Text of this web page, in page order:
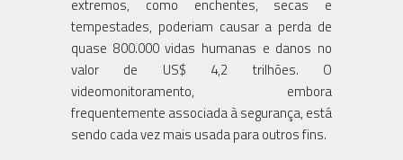
extremos, como enchentes, secas e
tempestades, poderiam causar a perda de
quase 800.000 vidas humanas e danos no
valor de US$ 4,2 trilhões. O
videomonitoramento, embora
frequentemente associada à segurança, está
sendo cada vez mais usada para outros fins.